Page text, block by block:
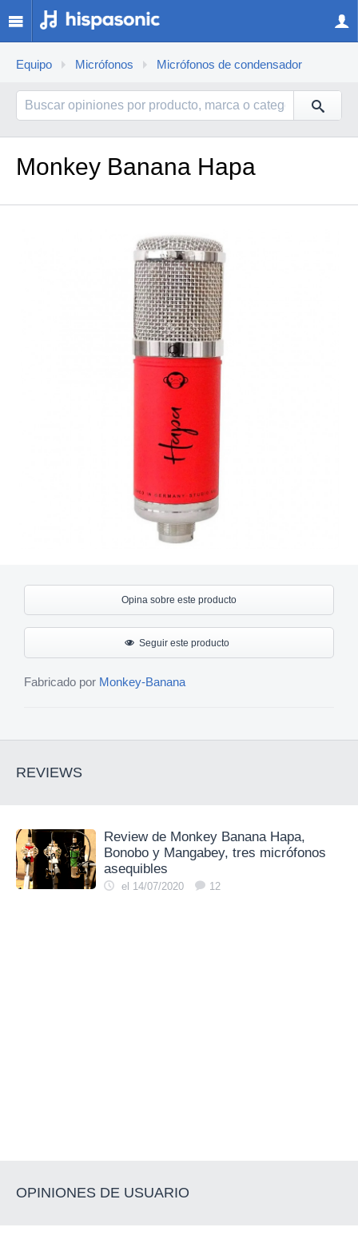
Equipo Micrófonos Micrófonos de condensador
Monkey Banana Hapa
Opina sobre este producto
Seguir este producto
Fabricado por Monkey-Banana
REVIEWS
Review de Monkey Banana Hapa,
Bonobo y Mangabey, tres micrófonos
asequibles
el 14/07/2020 12
OPINIONES DE USUARIO